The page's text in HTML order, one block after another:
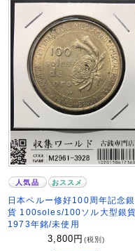
人気品 おススメ
日本ペルー修好100周年記念銀
貨 100soles/100ソル大型銀貨
1973年銘/未使用
3,800 円 (税別)